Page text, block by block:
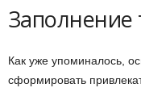
Заполнение
Как уже упоминалось,
сформировать